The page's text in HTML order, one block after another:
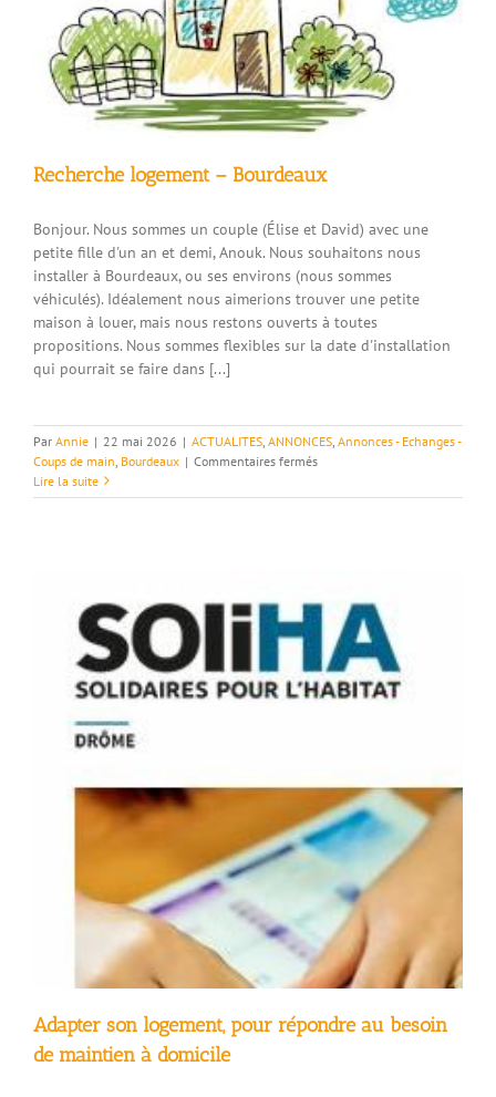
Recherche logement – Bourdeaux
Bonjour. Nous sommes un couple (Élise et David) avec une
petite fille d'un an et demi, Anouk. Nous souhaitons nous
installer à Bourdeaux, ou ses environs (nous sommes
véhiculés). Idéalement nous aimerions trouver une petite
maison à louer, mais nous restons ouverts à toutes
propositions. Nous sommes flexibles sur la date d'installation
qui pourrait se faire dans [...]
Par Annie | 22 mai 2026 | ACTUALITES ANNONCES Annonces - Echanges -
Coups de main Bourdeaux | Commentaires ferméssur
logement
Lire la suite
Adapter son logement, pour répondre au besoin
de maintien à domicile